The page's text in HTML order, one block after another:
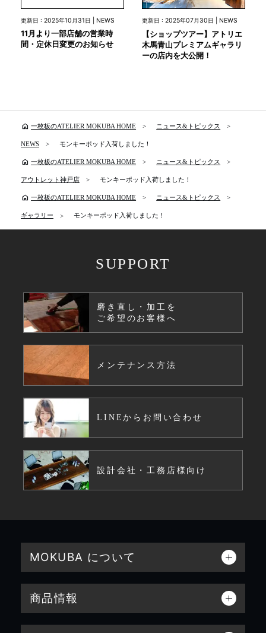
更新日 : 2025年10月31日 | NEWS
11月より一部店舗の営業時
間・定休日変更のお知らせ
更新日 : 2025年07月30日 | NEWS
【ショップツアー】アトリエ
木馬青山プレミアムギャラリ
ーの店内を大公開！
home 一枚板のATELIER MOKUBA HOME ニュース&トピックス
NEWS モンキーポッド入荷しました！
home 一枚板のATELIER MOKUBA HOME ニュース&トピックス
アウトレット神戸店 モンキーポッド入荷しました！
home 一枚板のATELIER MOKUBA HOME ニュース&トピックス
ギャラリー モンキーポッド入荷しました！
SUPPORT
磨き直し・加工を
ご希望のお客様へ
メンテナンス方法
LINEからお問い合わせ
設計会社・工務店様向け
MOKUBA について
商品情報